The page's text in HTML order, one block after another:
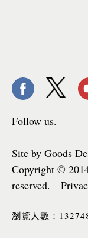
Follow us.
Site by Goods
Copyright ©
reserved.
瀏覽人數：